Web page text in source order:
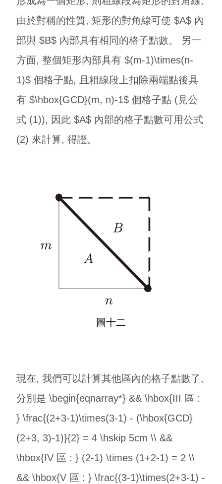
由於對稱的性質, 矩形的對角線可使 $A$ 內
部與 $B$ 內部具有相同的格子點數。 另一
方面, 整個矩形內部具有 $(m-1)\times(n-
1)$ 個格子點, 且粗線段上扣除兩端點後具
有 $\hbox{GCD}(m, n)-1$ 個格子點 (見公
式 (1)), 因此 $A$ 內部的格子點數可用公式
(2) 來計算, 得證。
圖十二
現在, 我們可以計算其他區內的格子點數了,
分別是 \begin{eqnarray*} && \hbox{III 區 :
} \frac{(2+3-1)\times(3-1) - (\hbox{GCD}
(2+3, 3)-1)}{2} = 4 \hskip 5cm \\ &&
\hbox{IV 區 : } (2-1) \times (1+2-1) = 2 \\
&& \hbox{V 區 : } \frac{(3-1)\times(2+3-1) -